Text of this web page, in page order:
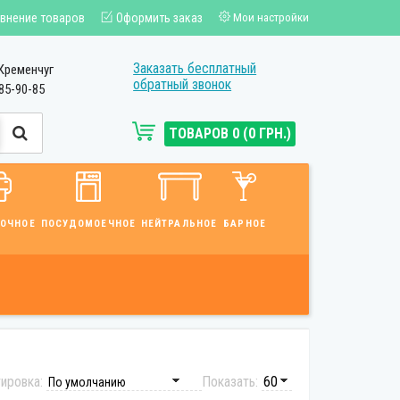
товаров Оформить заказ Мои настройки
90-85
Заказать бесплатный
обратный звонок
ТОВАРОВ 0 (0 ГРН.)
ПОСУДОМОЕЧНОЕ НЕЙТРАЛЬНОЕ БАРНОЕ
Показать: